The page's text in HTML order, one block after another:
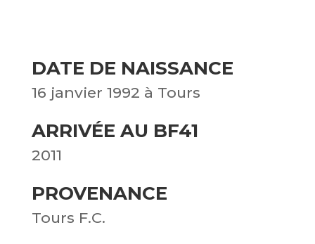
DATE DE NAISSANCE
16 janvier 1992 à Tours
ARRIVÉE AU BF41
2011
PROVENANCE
Tours F.C.